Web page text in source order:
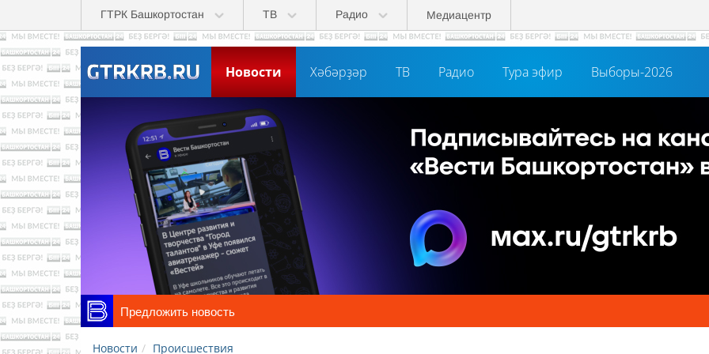
Skip to main contentГТРК Башкортостан ТВ Радио Медиацентр
Новости Хәбәрҙәр ТВ Радио Тура эфир Выборы-2026
Предложить новость
Новости Происшествия